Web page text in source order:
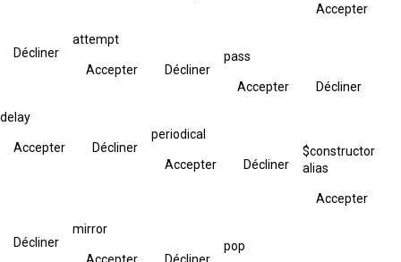
Accepter
Décliner
attempt
Accepter Décliner
pass
Accepter Décliner
delay
Accepter Décliner
periodical
Accepter Décliner
$constructor
alias
Accepter
Décliner
mirror
Accepter Décliner
pop